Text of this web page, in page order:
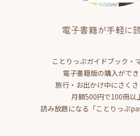
電子書籍が手軽に
ことりっぷガイドブック・
電子書籍版の購入ができ
旅行・お出かけ中にさく
月額500円で100冊以
読み放題になる「ことりっぷ